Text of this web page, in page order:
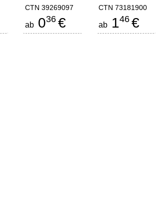
CTN 39269097
ab036 €
CTN 73181900
ab146 €